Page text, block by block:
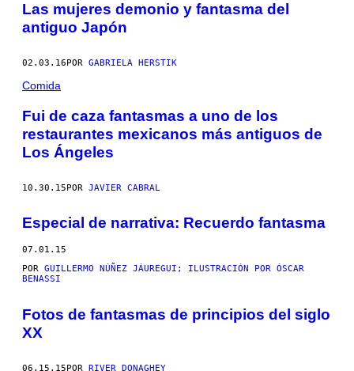
Las mujeres demonio y fantasma del
antiguo Japón
02.03.16 POR GABRIELA HERSTIK
Comida
Fui de caza fantasmas a uno de los
restaurantes mexicanos más antiguos de
Los Ángeles
10.30.15POR JAVIER CABRAL
Especial de narrativa: Recuerdo fantasma
07.01.15
POR GUILLERMO NÚÑEZ JÁUREGUI; ILUSTRACIÓN POR ÓSCAR
BENASSI
​Fotos de fantasmas de principios del siglo
XX
06.15.15POR RIVER DONAGHEY